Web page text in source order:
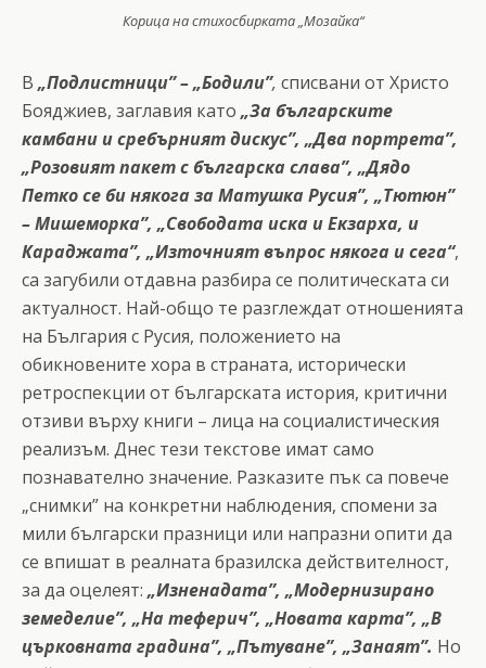
Корица на стихосбирката „Мозайка“
В „Подлистници”– „Бодили”, списвани от Христо
Бояджиев, заглавия като „За българските
камбани и сребърният дискус”, „Два портрета”,
„Розовият пакет с българска слава”, „Дядо
Петко се би някога за Матушка Русия”, „Тютюн”
– Мишеморка”, „Свободата иска и Екзарха, и
Караджата”, „Източният въпрос някога и сега“,
са загубили отдавна разбира се политическата си
актуалност. Най-общо те разглеждат отношенията
на България с Русия, положението на
обикновените хора в страната, исторически
ретроспекции от българската история, критични
отзиви върху книги – лица на социалистическия
реализъм. Днес тези текстове имат само
познавателно значение. Разказите пък са повече
„снимки” на конкретни наблюдения, спомени за
мили български празници или напразни опити да
се впишат в реалната бразилска действителност,
за да оцелеят: „Изненадата”, „Модернизирано
земеделие”, „На теферич”, „Новата карта”, „В
църковната градина”, „Пътуване”, „Занаят”. Но